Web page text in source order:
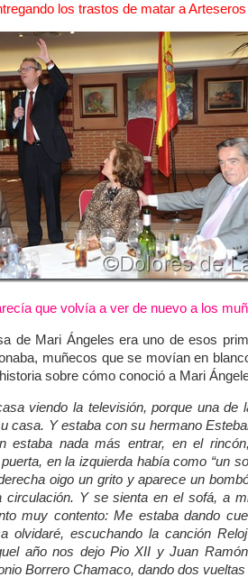
los trastos de matar a Arteseros
que volvía a ver de nuevo a los
de Mari Ángeles era uno de esos
muñecos que se movían en
sobre cómo conoció a Mari
viendo la televisión, porque una de
casa. Y estaba con su hermano
estaba nada más entrar, en el
en la izquierda había como “un
oigo un grito y aparece un
Y se sienta en el sofá, a
muy contento: Me estaba dando
olvidaré, escuchando la canción
año nos dejo Pio XII y Juan
Borrero Chamaco, dando dos vueltas